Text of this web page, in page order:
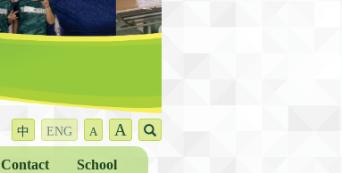
中 ENG A A
Contact
School